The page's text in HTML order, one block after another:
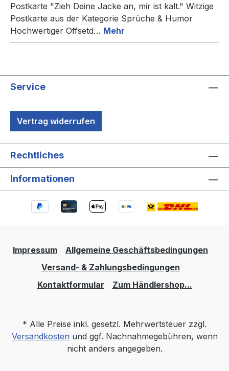
Postkarte "Zieh Deine Jacke an, mir ist kalt." Witzige
Postkarte aus der Kategorie Sprüche & Humor
Hochwertiger Offsetd… Mehr
Service
Vertrag widerrufen
Rechtliches
Informationen
Impressum
Allgemeine Geschäftsbedingungen
Versand- & Zahlungsbedingungen
Kontaktformular
Zum Händlershop...
* Alle Preise inkl. gesetzl. Mehrwertsteuer zzgl.
Versandkostenund ggf. Nachnahmegebühren, wenn
nicht anders angegeben.